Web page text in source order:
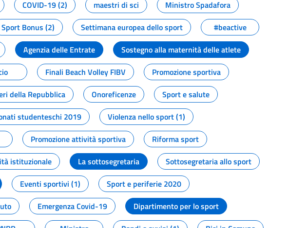
COVID-19 (2) maestri di sci
Ministro Spadafora
Sport Bonus (2) Settimana europea dello sport
#beactive
Agenzia delle Entrate
Sostegno alla maternità delle atlete
Finali Beach Volley FIBV
Promozione sportiva
della Repubblica Onoreficenze
Sport e salute
studenteschi 2019
Violenza nello sport (1)
Promozione attività sportiva
Riforma sport
istituzionale La sottosegretaria
Sottosegretaria allo sport
Eventi sportivi (1)
Sport e periferie 2020
Emergenza Covid-19
Dipartimento per lo sport